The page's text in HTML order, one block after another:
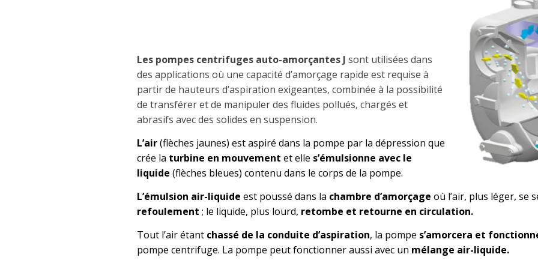
Les pompes centrifuges auto-amorçantes J sont utilisées dans
des applications où une capacité d’amorçage rapide est requise à
partir de hauteurs d’aspiration exigeantes, combinée à la possibilité
de transférer et de manipuler des fluides pollués, chargés et
abrasifs avec des solides en suspension.
L’air(flèches jaunes) est aspiré dans la pompe par la dépression que
crée la turbine en mouvement et elle s’émulsionne avec le
liquide (flèches bleues) contenu dans le corps de la pompe.
L’émulsion air-liquide est poussé dans la chambre d’amorçage où l’air, plus léger, se
refoulement ; le liquide, plus lourd, retombe et retourne en circulation.
Tout l’air étant chassé de la conduite d’aspiration, la pompe s’amorcera et
pompe centrifuge. La pompe peut fonctionner aussi avec un mélange air-liquide.